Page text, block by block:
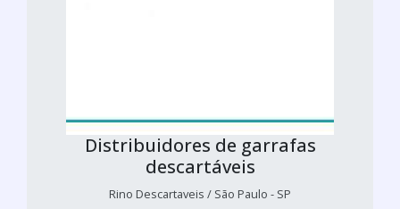
Distribuidores de garrafas
descartáveis
Rino Descartaveis / São Paulo - SP